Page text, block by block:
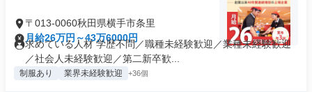
〒013-0060秋田県横手市条里
月給26万円～43万6000円
求めている人材 学歴不問／職種未経験歓迎／業種未経験歓迎
／社会人未経験歓迎／第二新卒歓...
制服あり 業界未経験歓迎 +36個